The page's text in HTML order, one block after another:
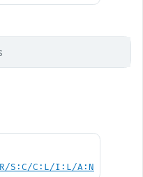
S:C/C:L/I:L/A:N